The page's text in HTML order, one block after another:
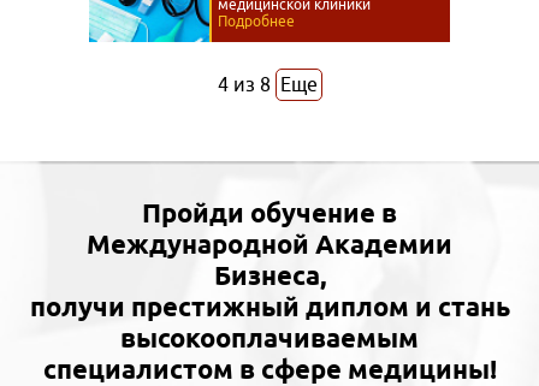
медицинской клиники
Подробнее
4из 8 Еще
Пройди обучение в
Международной Академии
Бизнеса,
получи престижный диплом и стань
высокооплачиваемым
специалистом в сфере медицины!